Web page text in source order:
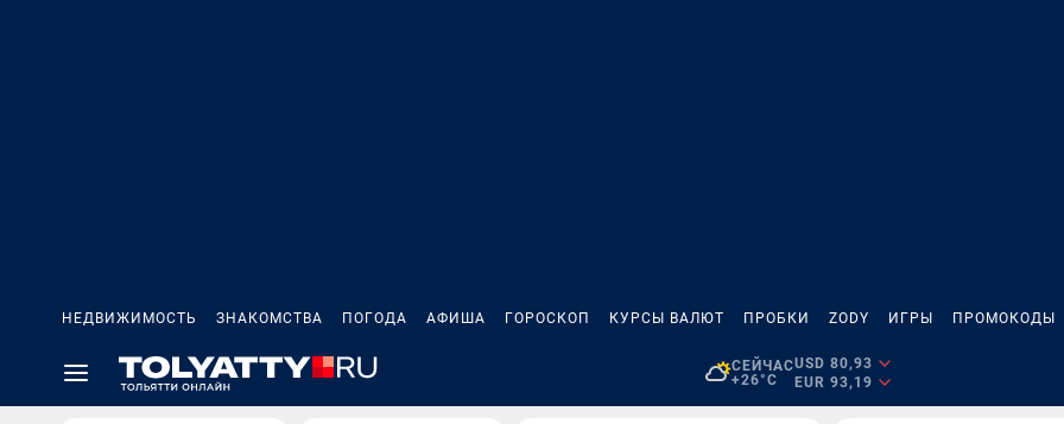
НЕДВИЖИМОСТЬ ЗНАКОМСТВА ПОГОДА АФИША ГОРОСКОП КУРСЫ ВАЛЮТ ПРОБКИ ZODY ИГРЫ ПРОМОКОДЫ
СЕЙЧАС
+26°C
USD 80,93
EUR 93,19